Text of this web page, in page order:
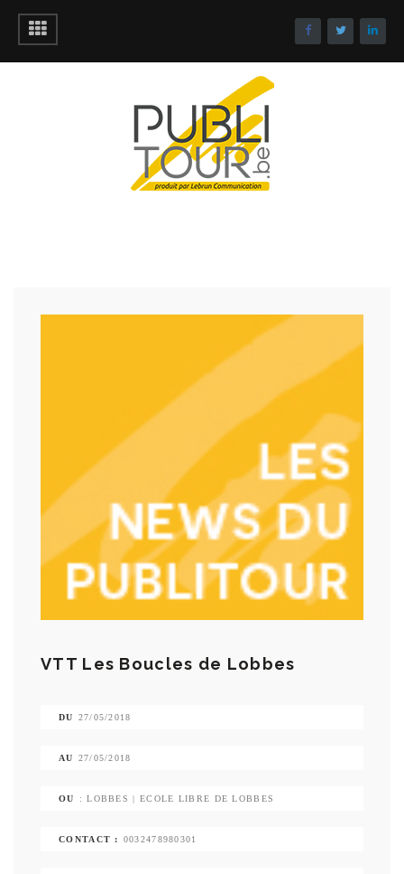
VTT Les Boucles de Lobbes
DU 27/05/2018
AU 27/05/2018
OU : LOBBES | ECOLE LIBRE DE LOBBES
CONTACT : 0032478980301